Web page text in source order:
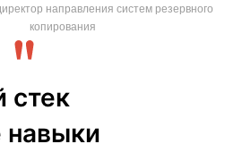
направления систем резервного
копирования
стек
навыки